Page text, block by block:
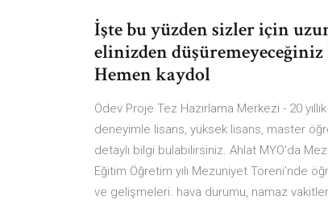
İşte bu yüzden sizler için
elinizden
Hemen kaydol
Ödev Proje Tez Hazırlama Merkezi - 20
deneyimle lisans, yüksek lisans, master
detaylı bilgi bulabilirsiniz. Ahlat MYO'da
Eğitim Öğretim yılı Mezuniyet Töreni’nde
ve gelişmeleri. hava durumu, namaz